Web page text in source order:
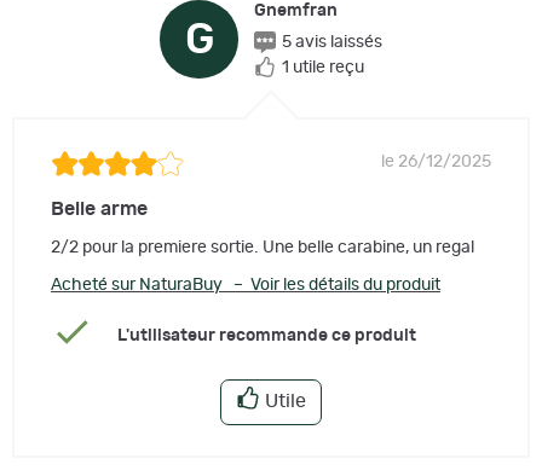
G
Gnemfran
5 avis laissés
1 utile reçu
le 26/12/2025
Belle arme
2/2 pour la premiere sortie. Une belle carabine, un regal
Acheté sur NaturaBuy – Voir les détails du produit
L'utilisateur recommande ce produit
Utile